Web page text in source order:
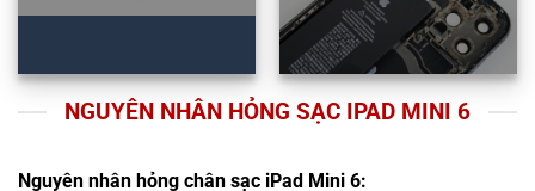
NGUYÊN NHÂN HỎNG SẠC IPAD MINI 6
Nguyên nhân hỏng chân sạc iPad Mini 6: